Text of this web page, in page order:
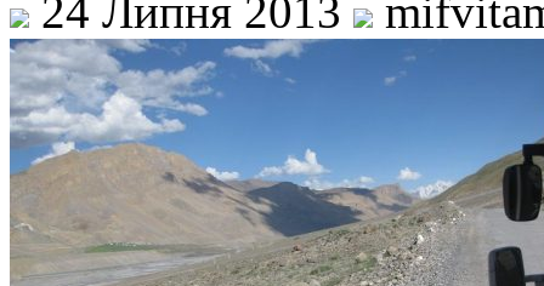
24 Липня 2013